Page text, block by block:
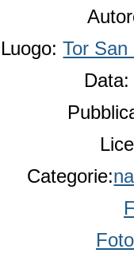
Luogo:Tor San
Data:
Categorie: